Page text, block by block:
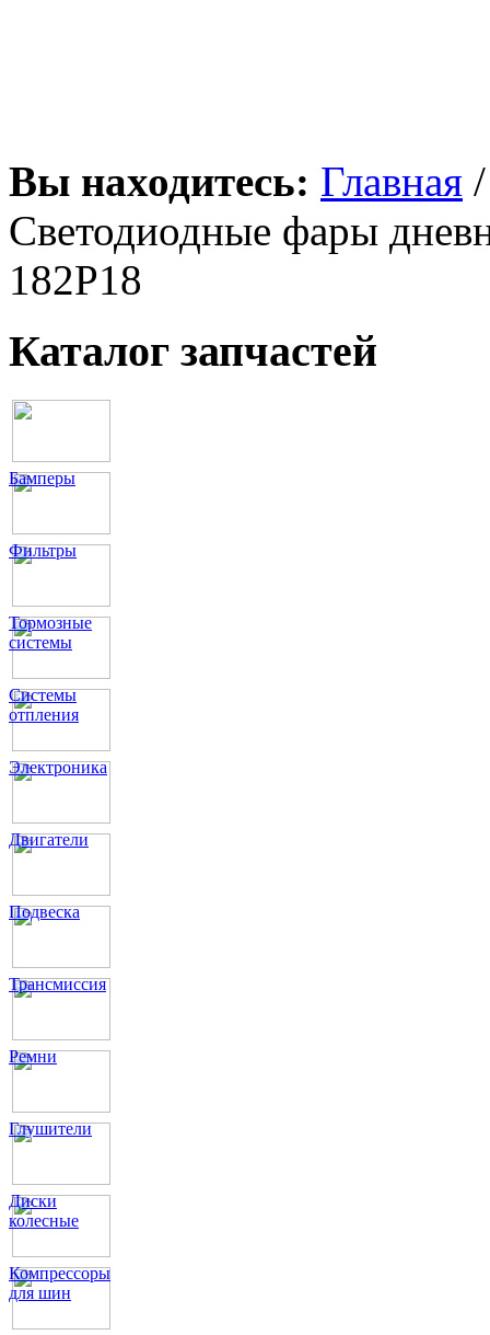
Вы находитесь: Главная
Светодиодные фары
182P18
Каталог запчастей
Бамперы
Фильтры
Тормозные
системы
Системы
отпления
Электроника
Двигатели
Подвеска
Трансмиссия
Ремни
Глушители
Диски
колесные
Компрессоры
для шин